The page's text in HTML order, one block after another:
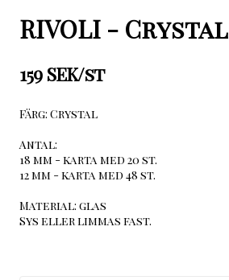
RIVOLI - Crystal
159 SEK/st
Färg: Crystal
Antal:
18 mm - karta med 20 st.
12 mm - karta med 48 st.
Material: glas
Sys eller limmas fast.